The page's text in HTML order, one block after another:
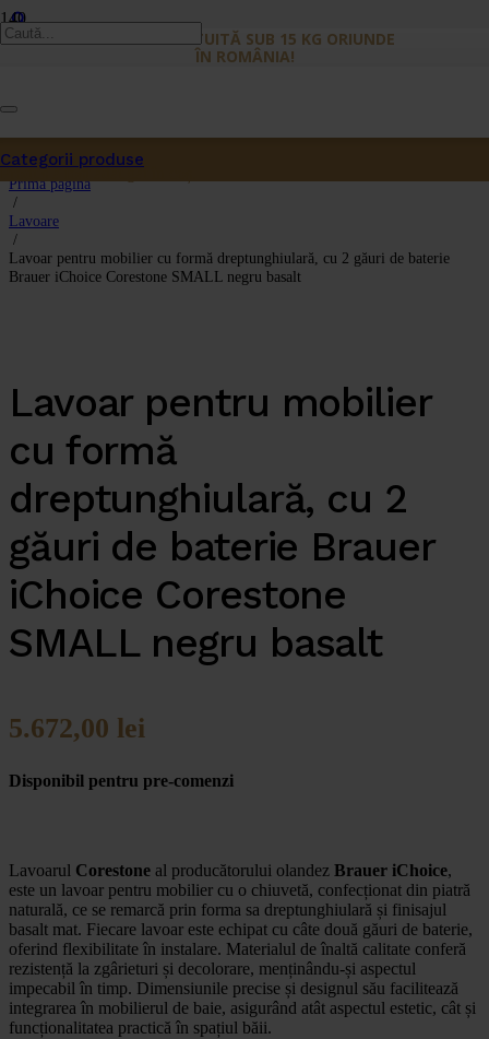
LIVRARE GRATUITĂ SUB 15 KG ORIUNDE
ÎN ROMÂNIA!
Produsa fost adăugat în coș.
Categorii produse
Prima pagină
/
Lavoare
/
Lavoar pentru mobilier cu formă dreptunghiulară, cu 2 găuri de baterie
Brauer iChoice Corestone SMALL negru basalt
Lavoar pentru mobilier
cu formă
dreptunghiulară, cu 2
găuri de baterie Brauer
iChoice Corestone
SMALL negru basalt
5.672,00 lei
Disponibil pentru pre-comenzi
Lavoarul Corestone al producătorului olandez Brauer iChoice,
este un lavoar pentru mobilier cu o chiuvetă, confecționat din piatră
naturală, ce se remarcă prin forma sa dreptunghiulară și finisajul
basalt mat. Fiecare lavoar este echipat cu câte două găuri de baterie,
oferind flexibilitate în instalare. Materialul de înaltă calitate conferă
rezistență la zgârieturi și decolorare, menținându-și aspectul
impecabil în timp. Dimensiunile precise și designul său facilitează
integrarea în mobilierul de baie, asigurând atât aspectul estetic, cât și
funcționalitatea practică în spațiul băii.